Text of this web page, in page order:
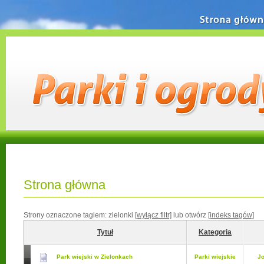
Strona główna
Strony oznaczone tagiem: zielonki [wyłącz filtr] lub otwórz [indeks tagów]
Tytuł Kategoria
Park wiejski w Zielonkach Parki wiejskie
Strona główna